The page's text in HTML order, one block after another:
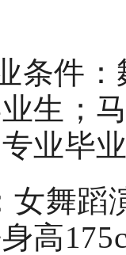
条件
生；
业毕
女舞蹈
高